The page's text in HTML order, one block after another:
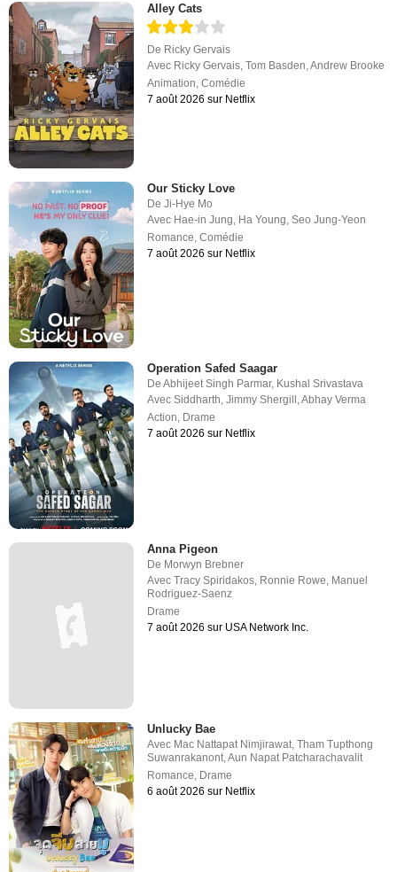
Alley Cats
De Ricky Gervais
Avec Ricky Gervais ,Tom Basden ,Andrew Brooke
Animation ,Comédie
7 août 2026 sur Netflix
Our Sticky Love
DeJi-Hye Mo
Avec Hae-in Jung, Ha Young,Seo Jung-Yeon
Romance,Comédie
7 août 2026 sur Netflix
Operation Safed Saagar
DeAbhijeet Singh Parmar, Kushal Srivastava
AvecSiddharth,Jimmy Shergill ,Abhay Verma
Action, Drame
7 août 2026 sur Netflix
Anna Pigeon
De Morwyn Brebner
AvecTracy Spiridakos Ronnie Rowe Manuel
Rodriguez-Saenz
Drame
7 août 2026 sur USA Network Inc.
Unlucky Bae
Avec Mac Nattapat Nimjirawat,Tham Tupthong
Suwanrakanont,Aun Napat Patcharachavalit
Romance, Drame
6 août 2026 sur Netflix